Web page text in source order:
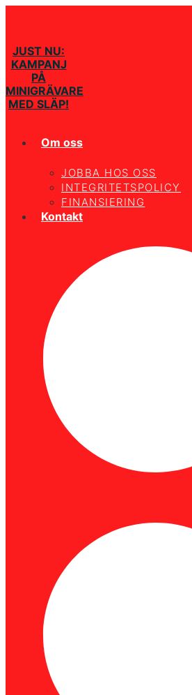
JUST NU:
KAMPANJ
PÅ
MINIGRÄVARE
MED SLÄP!
Om oss
JOBBA HOS OSS
INTEGRITETSPOLICY
FINANSIERING
Kontakt